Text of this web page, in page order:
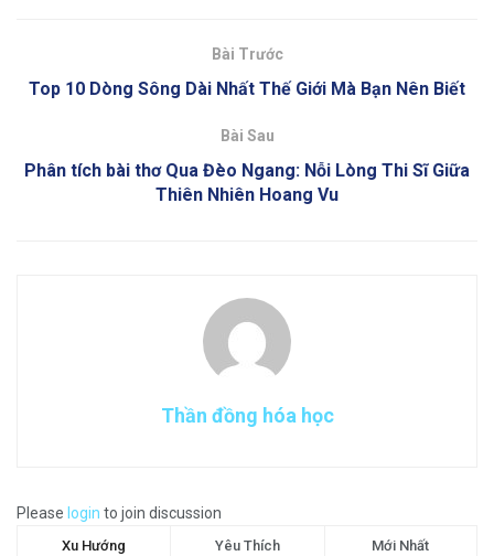
Bài Trước
Top 10 Dòng Sông Dài Nhất Thế Giới Mà Bạn Nên Biết
Bài Sau
Phân tích bài thơ Qua Đèo Ngang: Nỗi Lòng Thi Sĩ Giữa
Thiên Nhiên Hoang Vu
Thần đồng hóa học
Please login to join discussion
Xu Hướng Yêu Thích Mới Nhất